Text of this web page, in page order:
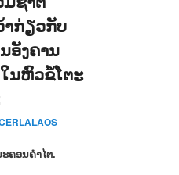
ກ່ຽວກັບ
ອັງຄານ
ນຫົວຂໍ້ໂຕະ
ຄອນຄຳໄຕ.